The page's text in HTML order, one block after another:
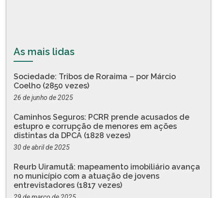
As mais lidas
Sociedade: Tribos de Roraima – por Márcio
Coelho (2850 vezes)
26 de junho de 2025
Caminhos Seguros: PCRR prende acusados de
estupro e corrupção de menores em ações
distintas da DPCA (1828 vezes)
30 de abril de 2025
Reurb Uiramutã: mapeamento imobiliário avança
no município com a atuação de jovens
entrevistadores (1817 vezes)